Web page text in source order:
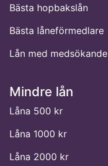
Bästa hopbakslån
Bästa låneförmedlare
Lån med medsökande
Mindre lån
Låna 500 kr
Låna 1000 kr
Låna 2000 kr